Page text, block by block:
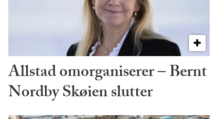
Allstad omorganiserer – Bernt
Nordby Skøien slutter